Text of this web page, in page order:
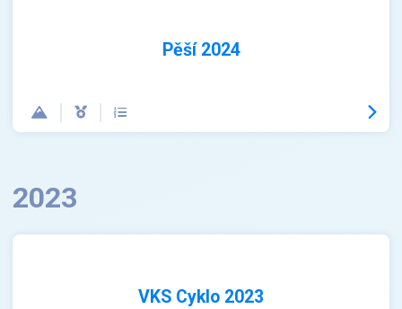
Pěší 2024
2023
VKS Cyklo 2023